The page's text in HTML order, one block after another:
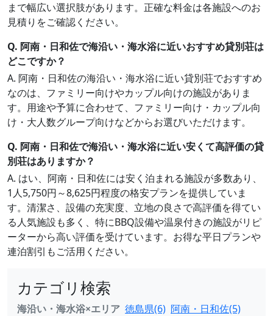
まで幅広い選択肢があります。正確な料金は各施設へのお
見積りをご確認ください。
Q. 阿南・日和佐で海沿い・海水浴に近いおすすめ貸別荘は
どこですか？
A. 阿南・日和佐の海沿い・海水浴に近い貸別荘でおすすめ
なのは、ファミリー向けやカップル向けの施設がありま
す。用途や予算に合わせて、ファミリー向け・カップル向
け・大人数グループ向けなどからお選びいただけます。
Q. 阿南・日和佐で海沿い・海水浴に近い安くて高評価の貸
別荘はありますか？
A. はい、阿南・日和佐には安く泊まれる施設が多数あり、
1人5,750円～8,625円程度の格安プランを提供していま
す。清潔さ、設備の充実度、立地の良さで高評価を得てい
る人気施設も多く、特にBBQ設備や温泉付きの施設がリピ
ーターから高い評価を受けています。お得な平日プランや
連泊割引もご活用ください。
カテゴリ検索
海沿い・海水浴×エリア 徳島県(6) 阿南・日和佐(5)